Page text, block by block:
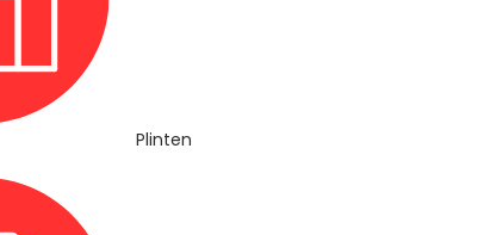
Plinten